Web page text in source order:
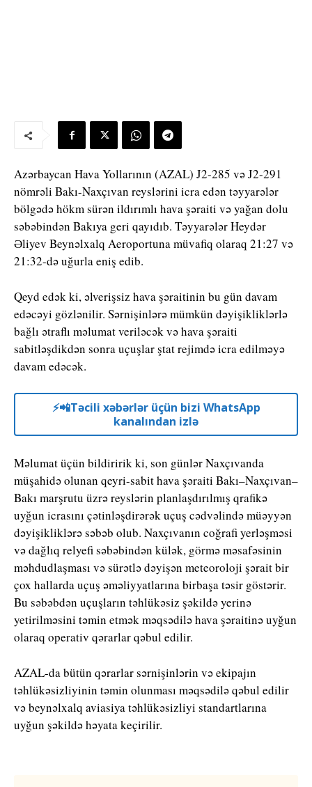
Azərbaycan Hava Yollarının (AZAL) J2-285 və J2-291
nömrəli Bakı-Naxçıvan reyslərini icra edən təyyarələr
bölgədə hökm sürən ildırımlı hava şəraiti və yağan dolu
səbəbindən Bakıya geri qayıdıb. Təyyarələr Heydər
Əliyev Beynəlxalq Aeroportuna müvafiq olaraq 21:27 və
21:32-də uğurla eniş edib.
Qeyd edək ki, əlverişsiz hava şəraitinin bu gün davam
edəcəyi gözlənilir. Sərnişinlərə mümkün dəyişikliklərlə
bağlı ətraflı məlumat veriləcək və hava şəraiti
sabitləşdikdən sonra uçuşlar ştat rejimdə icra edilməyə
davam edəcək.
⚡️📲Təcili xəbərlər üçün bizi WhatsApp
kanalından izlə
Məlumat üçün bildiririk ki, son günlər Naxçıvanda
müşahidə olunan qeyri-sabit hava şəraiti Bakı–Naxçıvan–
Bakı marşrutu üzrə reyslərin planlaşdırılmış qrafikə
uyğun icrasını çətinləşdirərək uçuş cədvəlində müəyyən
dəyişikliklərə səbəb olub. Naxçıvanın coğrafi yerləşməsi
və dağlıq relyefi səbəbindən külək, görmə məsafəsinin
məhdudlaşması və sürətlə dəyişən meteoroloji şərait bir
çox hallarda uçuş əməliyyatlarına birbaşa təsir göstərir.
Bu səbəbdən uçuşların təhlükəsiz şəkildə yerinə
yetirilməsini təmin etmək məqsədilə hava şəraitinə uyğun
olaraq operativ qərarlar qəbul edilir.
AZAL-da bütün qərarlar sərnişinlərin və ekipajın
təhlükəsizliyinin təmin olunması məqsədilə qəbul edilir
və beynəlxalq aviasiya təhlükəsizliyi standartlarına
uyğun şəkildə həyata keçirilir.